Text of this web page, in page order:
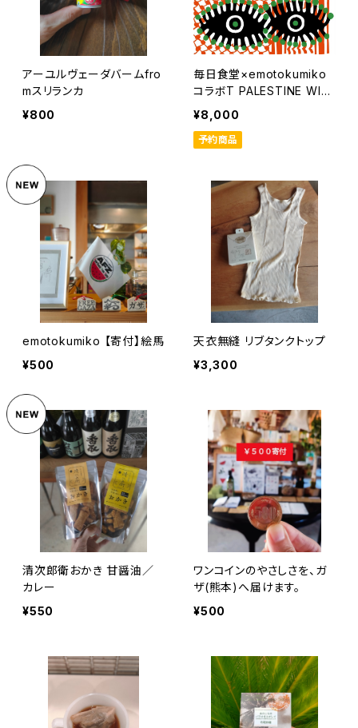
アーユルヴェーダバームfro
mスリランカ
¥800
毎日食堂×emotokumiko
コラボT PALESTINE WILL
BE FREE TEE
¥8,000
予約商品
emotokumiko 【寄付】絵馬
¥500
天衣無縫 リブタンクトップ
¥3,300
清次郎衛おかき 甘醤油／
カレー
¥550
ワンコインのやさしさを、ガ
ザ(熊本)へ届けます。
¥500